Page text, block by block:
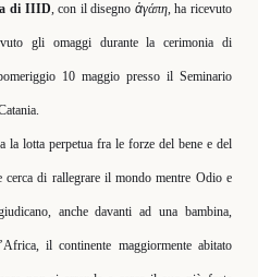
di IIID, con il disegno ἀγάπη, ha ricevuto
gli omaggi durante la cerimonia di
10 maggio presso il Seminario
la lotta perpetua fra le forze del bene e del
di rallegrare il mondo mentre Odio e
anche davanti ad una bambina,
il continente maggiormente abitato